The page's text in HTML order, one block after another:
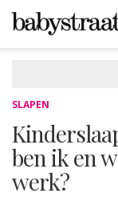
SLAPEN
ben ik en
werk?